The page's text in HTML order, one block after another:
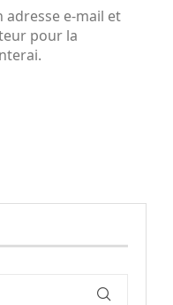
e-mail et
pour la